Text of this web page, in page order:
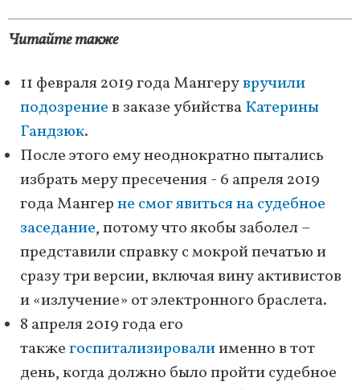
Читайте также
11 февраля 2019 года Мангерувручили
подозрениев заказе убийстваКатерины
Гандзюк.
После этого ему неоднократно пытались
избрать меру пресечения - 6 апреля 2019
года Мангерне смог явиться на судебное
заседание, потому что якобы заболел –
представили справку с мокрой печатью и
сразу три версии, включая вину активистов
и «излучение» от электронного браслета.
8 апреля 2019 года его
такжегоспитализировалиименно в тот
день, когда должно было пройти судебное